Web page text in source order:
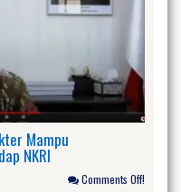
Mampu
NKRI
Comments Off!